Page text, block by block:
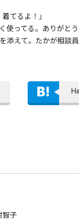
てるよ！」
使ってる。ありがと
添えて。たかが相談
智子